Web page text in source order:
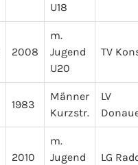
U18
2008
m.
Jugend
U20
TV
1983
Männer
Kurzstr.
LV
2010
m.
Jugend
LG